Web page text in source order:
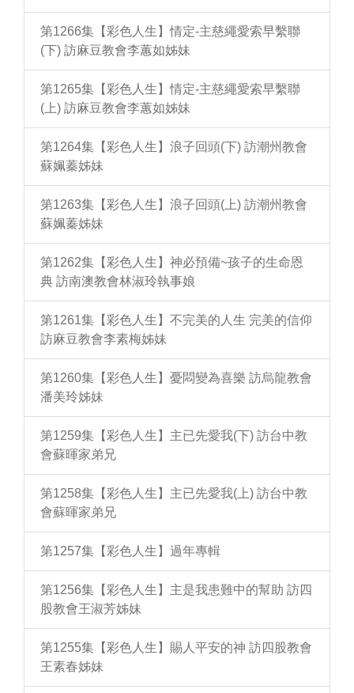
第1266集【彩色人生】情定-主慈繩愛索早繫聯
(下) 訪麻豆教會李蕙如姊妹
第1265集【彩色人生】情定-主慈繩愛索早繫聯
(上) 訪麻豆教會李蕙如姊妹
第1264集【彩色人生】浪子回頭(下) 訪潮州教會
蘇姵蓁姊妹
第1263集【彩色人生】浪子回頭(上) 訪潮州教會
蘇姵蓁姊妹
第1262集【彩色人生】神必預備~孩子的生命恩
典 訪南澳教會林淑玲執事娘
第1261集【彩色人生】不完美的人生 完美的信仰
訪麻豆教會李素梅姊妹
第1260集【彩色人生】憂悶變為喜樂 訪烏龍教會
潘美玲姊妹
第1259集【彩色人生】主已先愛我(下) 訪台中教
會蘇暉家弟兄
第1258集【彩色人生】主已先愛我(上) 訪台中教
會蘇暉家弟兄
第1257集【彩色人生】過年專輯
第1256集【彩色人生】主是我患難中的幫助 訪四
股教會王淑芳姊妹
第1255集【彩色人生】賜人平安的神 訪四股教會
王素春姊妹